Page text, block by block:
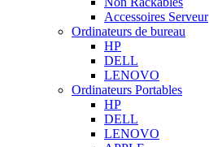
Accessoires Serveur
Ordinateurs de bureau
HP
DELL
LENOVO
Ordinateurs Portables
HP
DELL
LENOVO